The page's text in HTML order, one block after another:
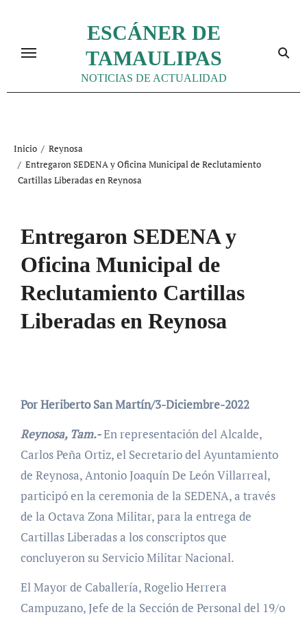
contenido
ESCÁNER DE
TAMAULIPAS
NOTICIAS DE ACTUALIDAD
Inicio
Reynosa
Entregaron SEDENA y Oficina Municipal de Reclutamiento
Cartillas Liberadas en Reynosa
Entregaron SEDENA y
Oficina Municipal de
Reclutamiento Cartillas
Liberadas en Reynosa
Por Heriberto San Martín/3-Diciembre-2022
Reynosa, Tam.-En representación del Alcalde,
Carlos Peña Ortiz, el Secretario del Ayuntamiento
de Reynosa, Antonio Joaquín De León Villarreal,
participó en la ceremonia de la SEDENA, a través
de la Octava Zona Militar, para la entrega de
Cartillas Liberadas a los conscriptos que
concluyeron su Servicio Militar Nacional.
El Mayor de Caballería, Rogelio Herrera
Campuzano, Jefe de la Sección de Personal del 19/o